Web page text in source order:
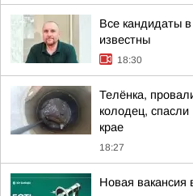
Все кандидаты
известны
18:30
Телёнка,
колодец,
крае
18:27
Новая вакансия